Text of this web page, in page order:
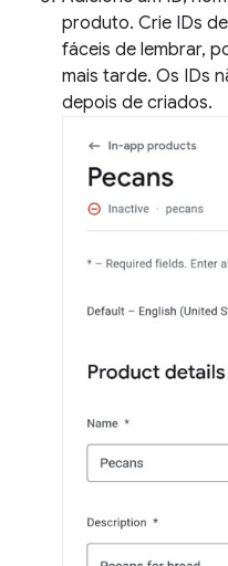
produto. Crie IDs
fáceis de lembrar,
mais tarde. Os IDs
depois de criados.